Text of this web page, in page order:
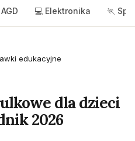
💻 Elektronika 🏃
edukacyjne
dla dzieci
2026